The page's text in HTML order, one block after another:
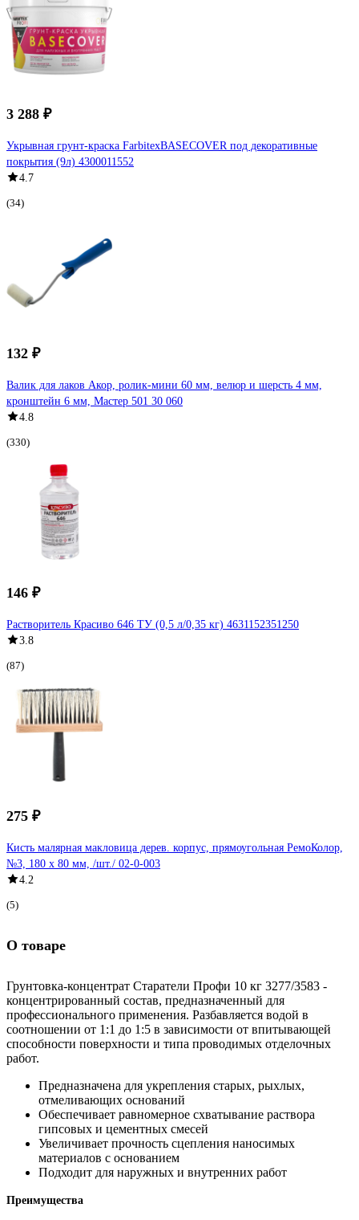
3 288 ₽
Укрывная грунт-краска FarbitexBASECOVER под декоративные
покрытия (9л) 4300011552
4.7
(34)
132 ₽
Валик для лаков Акор, ролик-мини 60 мм, велюр и шерсть 4 мм,
кронштейн 6 мм, Мастер 501 30 060
4.8
(330)
146 ₽
Растворитель Красиво 646 ТУ (0,5 л/0,35 кг) 4631152351250
3.8
(87)
275 ₽
Кисть малярная макловица дерев. корпус, прямоугольная РемоКолор,
№3, 180 х 80 мм, /шт./ 02-0-003
4.2
(5)
О товаре
Грунтовка-концентрат Старатели Профи 10 кг 3277/3583 -
концентрированный состав, предназначенный для
профессионального применения. Разбавляется водой в
соотношении от 1:1 до 1:5 в зависимости от впитывающей
способности поверхности и типа проводимых отделочных
работ.
Предназначена для укрепления старых, рыхлых,
отмеливающих оснований
Обеспечивает равномерное схватывание раствора
гипсовых и цементных смесей
Увеличивает прочность сцепления наносимых
материалов с основанием
Подходит для наружных и внутренних работ
Преимущества